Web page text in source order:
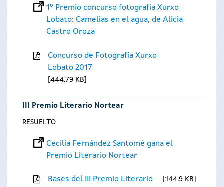
1º Premio concurso fotografia Xurxo
Lobato: Camelias en el agua, de Alicia
Castro Oroza
Concurso de Fotografía Xurxo
Lobato 2017
444.79 KB
III Premio Literario Nortear
RESUELTO
Cecilia Fernández Santomé gana el
Premio Literario Nortear
Bases del III Premio Literario
144.9 KB